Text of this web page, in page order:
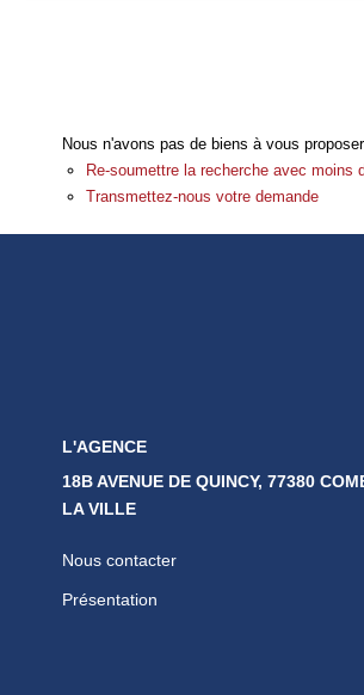
Nous n'avons pas de biens à vous
Re-soumettre la recherche avec moins
Transmettez-nous votre demande
L'AGENCE
18B AVENUE DE QUINCY, 77380
LA VILLE
Nous contacter
Présentation